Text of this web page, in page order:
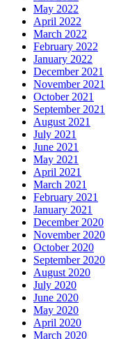
May 2022
April 2022
March 2022
February 2022
January 2022
December 2021
November 2021
October 2021
September 2021
August 2021
July 2021
June 2021
May 2021
April 2021
March 2021
February 2021
January 2021
December 2020
November 2020
October 2020
September 2020
August 2020
July 2020
June 2020
May 2020
April 2020
March 2020